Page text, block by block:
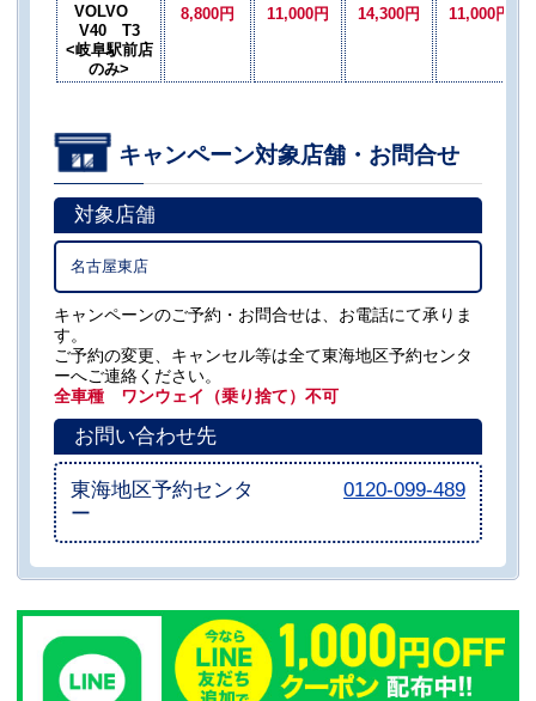
VOLVO
V40 T3
<岐阜駅前店
のみ>
8,800円 11,000円 14,300円 11,000円
キャンペーン対象店舗・お問合せ
対象店舗
名古屋東店
キャンペーンのご予約・お問合せは、お電話にて承りま
す。
ご予約の変更、キャンセル等は全て東海地区予約センタ
ーへご連絡ください。
全車種 ワンウェイ（乗り捨て）不可
お問い合わせ先
東海地区予約センタ
ー
0120-099-489